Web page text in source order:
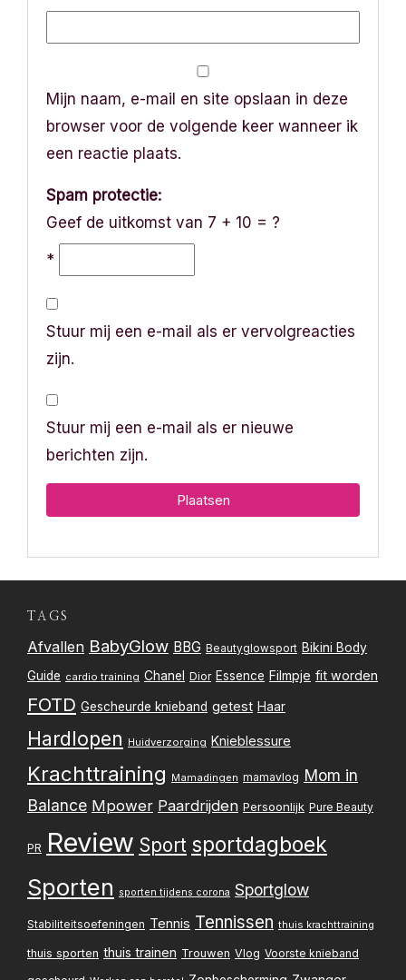
Mijn naam, e-mail en site opslaan in deze
browser voor de volgende keer wanneer ik
een reactie plaats.
Spam protectie:
Geef de uitkomst van 7 + 10 = ?
*
Stuur mij een e-mail als er vervolgreacties
zijn.
Stuur mij een e-mail als er nieuwe
berichten zijn.
TAGS
Afvallen BabyGlow BBG Beautyglowsport Bikini Body
Guide cardio training Chanel Dior Essence Filmpje fit worden
FOTD Gescheurde knieband getest Haar
Hardlopen Huidverzorging Knieblessure
Krachttraining Mamadingen mamavlog Mom in
Balance Mpower Paardrijden Persoonlijk Pure Beauty
PR Review Sport sportdagboek
Sporten sporten tijdens corona Sportglow
Stabiliteitsoefeningen Tennis Tennissen thuis krachttraining
thuis sporten thuis trainen Trouwen Vlog Voorste knieband